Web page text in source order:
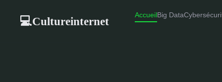
💻Cultureinternet AccueilBig Data